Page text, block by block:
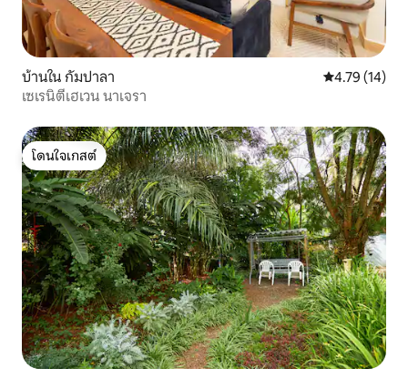
บ้านใน กัมปาลา คะแนนเฉลี่ย
4.79 (14)
เซเรนิตี้เฮเวน นาเจรา
โดนใจเกสต์
โดนใจเกสต์